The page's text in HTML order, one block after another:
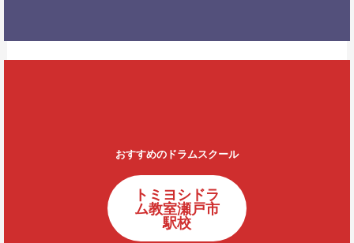
おすすめのドラムスクール
トミヨシドラ
ム教室瀬戸市
駅校